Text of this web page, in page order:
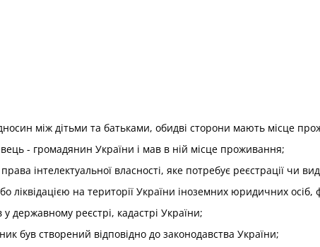
між дітьми та батьками, обидві сторони мають місце
- громадянин України і мав в ній місце проживання;
інтелектуальної власності, яке потребує реєстрації чи
ліквідацією на території України іноземних юридичних осіб,
у державному реєстрі, кадастрі України;
був створений відповідно до законодавства України;